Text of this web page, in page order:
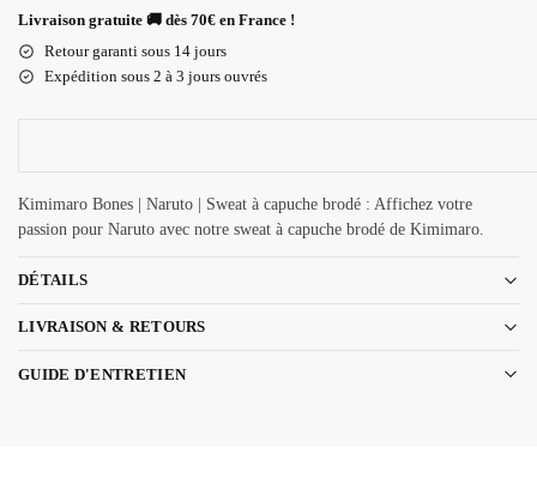
Livraison gratuite 🚚 dès 70€ en France !
Retour garanti sous 14 jours
Expédition sous 2 à 3 jours ouvrés
Kimimaro Bones | Naruto | Sweat à capuche brodé : Affichez votre
passion pour Naruto avec notre sweat à capuche brodé de Kimimaro.
DÉTAILS
LIVRAISON & RETOURS
GUIDE D'ENTRETIEN